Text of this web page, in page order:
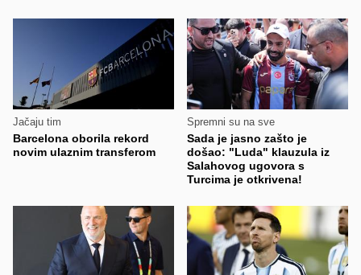
Jačaju tim
Barcelona oborila rekord
novim ulaznim transferom
Spremni su na sve
Sada je jasno zašto je
došao: "Luda" klauzula iz
Salahovog ugovora s
Turcima je otkrivena!